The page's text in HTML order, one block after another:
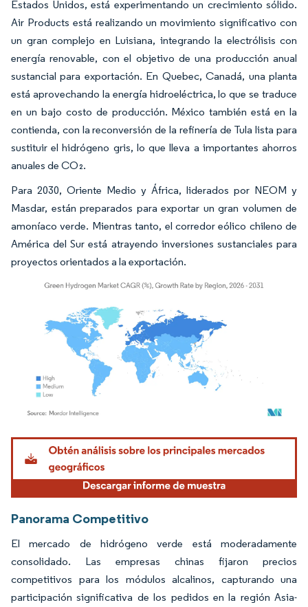
Estados Unidos, está experimentando un crecimiento sólido.
Air Products está realizando un movimiento significativo con
un gran complejo en Luisiana, integrando la electrólisis con
energía renovable, con el objetivo de una producción anual
sustancial para exportación. En Quebec, Canadá, una planta
está aprovechando la energía hidroeléctrica, lo que se traduce
en un bajo costo de producción. México también está en la
contienda, con la reconversión de la refinería de Tula lista para
sustituir el hidrógeno gris, lo que lleva a importantes ahorros
anuales de CO₂.
Para 2030, Oriente Medio y África, liderados por NEOM y
Masdar, están preparados para exportar un gran volumen de
amoníaco verde. Mientras tanto, el corredor eólico chileno de
América del Sur está atrayendo inversiones sustanciales para
proyectos orientados a la exportación.
Imagen © Mordor Intelligence. El uso requiere atribución según CC BY 4.0.
Panorama Competitivo
El mercado de hidrógeno verde está moderadamente
consolidado. Las empresas chinas fijaron precios
competitivos para los módulos alcalinos, capturando una
participación significativa de los pedidos en la región Asia-